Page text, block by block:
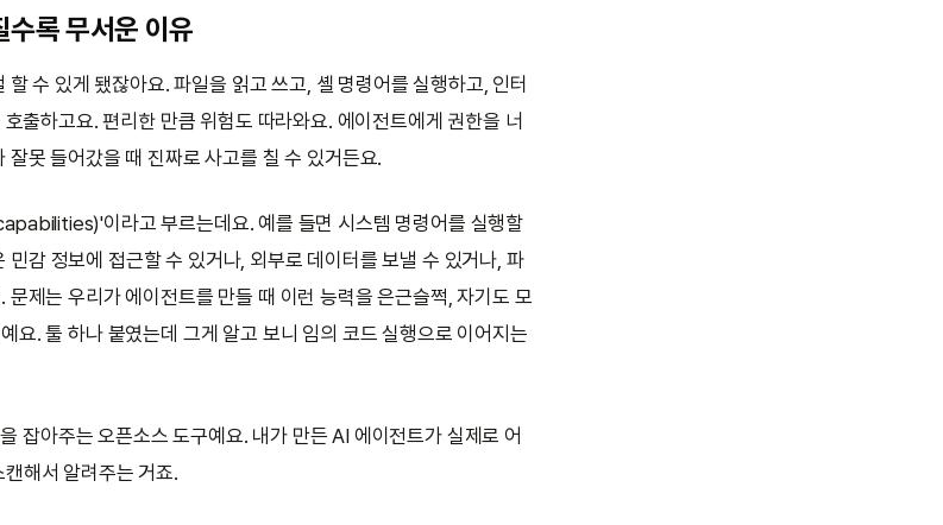
록 무서운 이유
수 있게 됐잖아요. 파일을 읽고 쓰고, 셸 명령어를 실행하고, 인터
출하고요. 편리한 만큼 위험도 따라와요. 에이전트에게 권한을 너
못 들어갔을 때 진짜로 사고를 칠 수 있거든요.
이라고 부르는데요. 예를 들면 시스템 명령어를 실행할
감 정보에 접근할 수 있거나, 외부로 데이터를 보낼 수 있거나, 파
문제는 우리가 에이전트를 만들 때 이런 능력을 은근슬쩍, 자기도 모
요. 툴 하나 붙였는데 그게 알고 보니 임의 코드 실행으로 이어지는
잡아주는 오픈소스 도구예요. 내가 만든 AI 에이전트가 실제로 어
해서 알려주는 거죠.